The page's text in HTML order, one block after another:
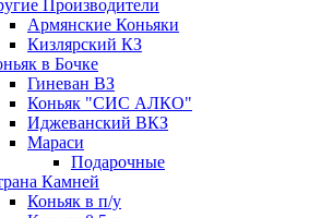
Производители
Армянские Коньяки
Кизлярский КЗ
в Бочке
Гиневан ВЗ
Коньяк "СИС АЛКО"
Иджеванский ВКЗ
Мараси
Подарочные
Камней
Коньяк в п/у